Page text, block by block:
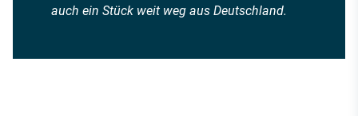
auch ein Stück weit weg aus Deutschland.